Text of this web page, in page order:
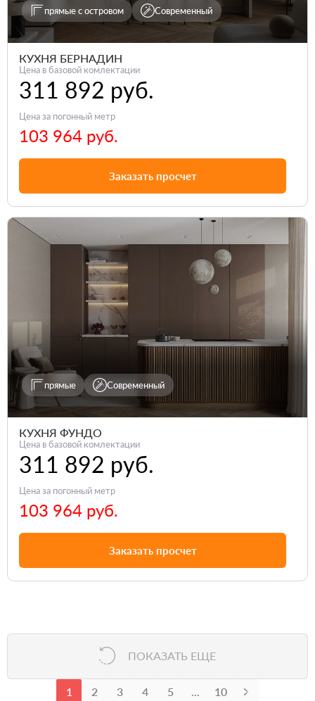
прямые с островом Современный
КУХНЯ БЕРНАДИН
Цена в базовой комлектации
311 892 руб.
Цена за погонный метр
103 964 руб.
Заказать просчет
прямые Современный
КУХНЯ ФУНДО
Цена в базовой комлектации
311 892 руб.
Цена за погонный метр
103 964 руб.
Заказать просчет
ПОКАЗАТЬ ЕЩЕ
1 2 3 4 5 ... 10